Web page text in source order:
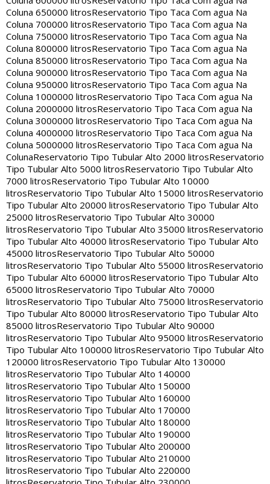
Coluna 650000 litrosReservatorio Tipo Taca Com agua Na
Coluna 700000 litrosReservatorio Tipo Taca Com agua Na
Coluna 750000 litrosReservatorio Tipo Taca Com agua Na
Coluna 800000 litrosReservatorio Tipo Taca Com agua Na
Coluna 850000 litrosReservatorio Tipo Taca Com agua Na
Coluna 900000 litrosReservatorio Tipo Taca Com agua Na
Coluna 950000 litrosReservatorio Tipo Taca Com agua Na
Coluna 1000000 litrosReservatorio Tipo Taca Com agua Na
Coluna 2000000 litrosReservatorio Tipo Taca Com agua Na
Coluna 3000000 litrosReservatorio Tipo Taca Com agua Na
Coluna 4000000 litrosReservatorio Tipo Taca Com agua Na
Coluna 5000000 litrosReservatorio Tipo Taca Com agua Na
ColunaReservatorio Tipo Tubular Alto 2000 litrosReservatorio
Tipo Tubular Alto 5000 litrosReservatorio Tipo Tubular Alto
7000 litrosReservatorio Tipo Tubular Alto 10000
litrosReservatorio Tipo Tubular Alto 15000 litrosReservatorio
Tipo Tubular Alto 20000 litrosReservatorio Tipo Tubular Alto
25000 litrosReservatorio Tipo Tubular Alto 30000
litrosReservatorio Tipo Tubular Alto 35000 litrosReservatorio
Tipo Tubular Alto 40000 litrosReservatorio Tipo Tubular Alto
45000 litrosReservatorio Tipo Tubular Alto 50000
litrosReservatorio Tipo Tubular Alto 55000 litrosReservatorio
Tipo Tubular Alto 60000 litrosReservatorio Tipo Tubular Alto
65000 litrosReservatorio Tipo Tubular Alto 70000
litrosReservatorio Tipo Tubular Alto 75000 litrosReservatorio
Tipo Tubular Alto 80000 litrosReservatorio Tipo Tubular Alto
85000 litrosReservatorio Tipo Tubular Alto 90000
litrosReservatorio Tipo Tubular Alto 95000 litrosReservatorio
Tipo Tubular Alto 100000 litrosReservatorio Tipo Tubular Alto
120000 litrosReservatorio Tipo Tubular Alto 130000
litrosReservatorio Tipo Tubular Alto 140000
litrosReservatorio Tipo Tubular Alto 150000
litrosReservatorio Tipo Tubular Alto 160000
litrosReservatorio Tipo Tubular Alto 170000
litrosReservatorio Tipo Tubular Alto 180000
litrosReservatorio Tipo Tubular Alto 190000
litrosReservatorio Tipo Tubular Alto 200000
litrosReservatorio Tipo Tubular Alto 210000
litrosReservatorio Tipo Tubular Alto 220000